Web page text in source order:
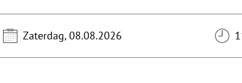
Zaterdag, 08.08.2026